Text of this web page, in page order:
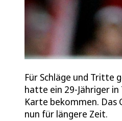
Für Schläge und Tritte
hatte ein 29-Jähriger
Karte bekommen. Das
nun für längere Zeit.